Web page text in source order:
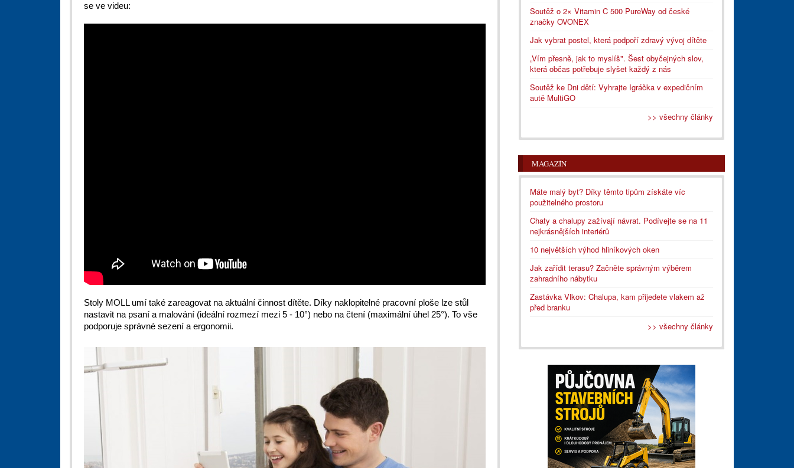
se ve videu:
Stoly MOLL umí také zareagovat na aktuální činnost dítěte. Díky naklopitelné pracovní ploše lze stůl
nastavit na psaní a malování (ideální rozmezí mezi 5 - 10°) nebo na čtení (maximální úhel 25°). To vše
podporuje správné sezení a ergonomii.
Soutěž o 2× Vitamin C 500 PureWay od české
značky OVONEX
Jak vybrat postel, která podpoří zdravý vývoj dítěte
„Vím přesně, jak to myslíš". Šest obyčejných slov,
která občas potřebuje slyšet každý z nás
Soutěž ke Dni dětí: Vyhrajte Igráčka v expedičním
autě MultiGO
>> všechny články
MAGAZÍN
Máte malý byt? Díky těmto tipům získáte víc
použitelného prostoru
Chaty a chalupy zažívají návrat. Podívejte se na 11
nejkrásnějších interiérů
10 největších výhod hliníkových oken
Jak zařídit terasu? Začněte správným výběrem
zahradního nábytku
Zastávka Vlkov: Chalupa, kam přijedete vlakem až
před branku
>> všechny články